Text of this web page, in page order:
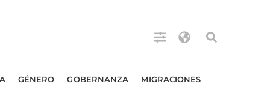
GÉNERO GOBERNANZA MIGRACIONES